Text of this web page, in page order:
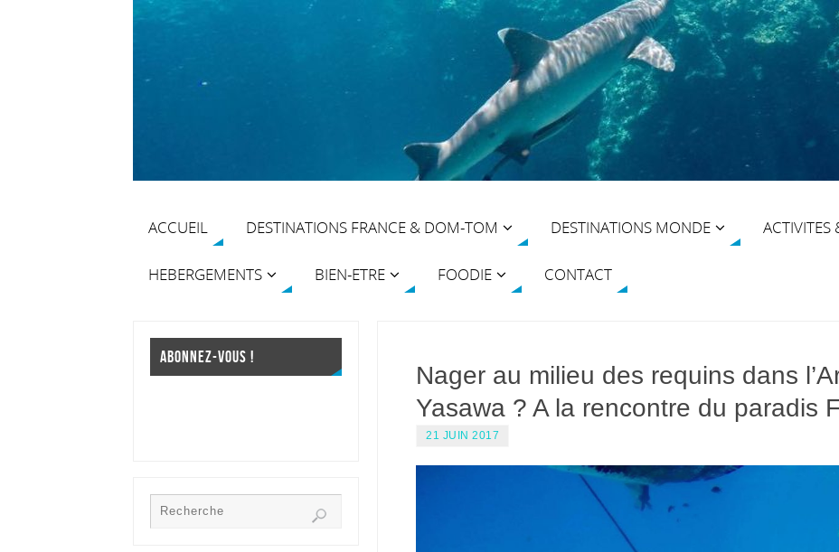
ACCUEIL DESTINATIONS FRANCE & DOM-TOM DESTINATIONS MONDE ACTIVITES
HEBERGEMENTS BIEN-ETRE FOODIE CONTACT
Nager au milieu des requins dans
Yasawa ? A la rencontre du paradis
21 JUIN 2017
ABONNEZ-VOUS !